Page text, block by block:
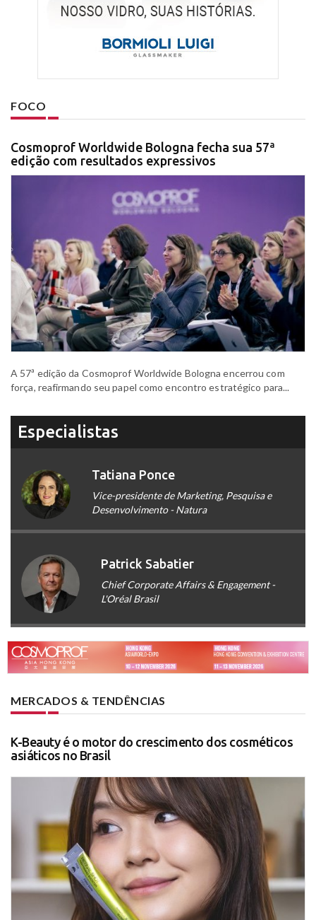
FOCO
Cosmoprof Worldwide Bologna fecha sua 57ª
edição com resultados expressivos
A 57ª edição da Cosmoprof Worldwide Bologna encerrou com
força, reafirmando seu papel como encontro estratégico para...
Especialistas
Tatiana Ponce
Vice-presidente de Marketing, Pesquisa e
Desenvolvimento - Natura
Patrick Sabatier
Chief Corporate Affairs & Engagement -
L'Oréal Brasil
MERCADOS & TENDÊNCIAS
K-Beauty é o motor do crescimento dos cosméticos
asiáticos no Brasil